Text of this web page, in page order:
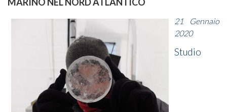
21 Gennaio
2020
Studio